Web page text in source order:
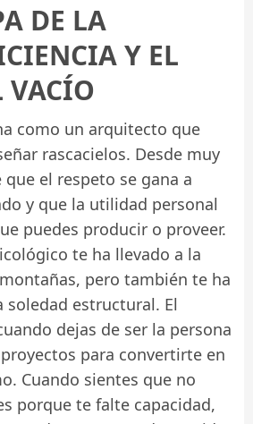
DE LA
Y EL
VACÍO
como un arquitecto que
rascacielos. Desde muy
el respeto se gana a
y que la utilidad personal
puedes producir o proveer.
te ha llevado a la
pero también te ha
soledad estructural. El
dejas de ser la persona
para convertirte en
Cuando sientes que no
porque te falte capacidad,